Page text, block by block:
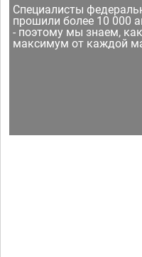
Специалисты
прошили более 10 000
- поэтому мы знаем,
максимум от каждой